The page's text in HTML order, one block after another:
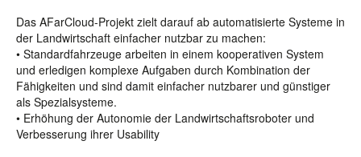
Das AFarCloud-Projekt zielt darauf ab automatisierte Systeme in
der Landwirtschaft einfacher nutzbar zu machen:
• Standardfahrzeuge arbeiten in einem kooperativen System
und erledigen komplexe Aufgaben durch Kombination der
Fähigkeiten und sind damit einfacher nutzbarer und günstiger
als Spezialsysteme.
• Erhöhung der Autonomie der Landwirtschaftsroboter und
Verbesserung ihrer Usability